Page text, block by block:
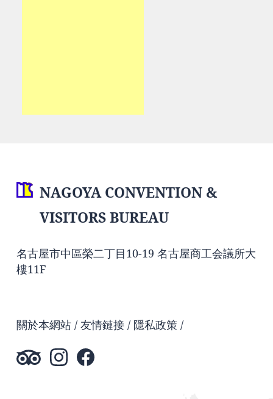
NAGOYA CONVENTION &
VISITORS BUREAU
名古屋市中區榮二丁目10-19 名古屋商工会議所大
樓11F
關於本網站 友情鏈接 隱私政策